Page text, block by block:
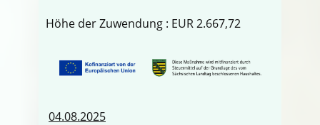
Höhe der Zuwendung : EUR 2.667,72
04.08.2025